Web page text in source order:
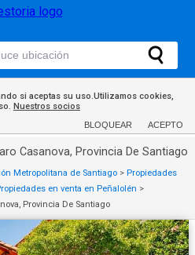
si aceptas su uso.Utilizamos cookies,
Nuestros socios
BLOQUEAR ACEPTO
Casanova, Provincia De Santiago
Metropolitana de Santiago > Propiedades
en venta en Peñalolén >
Provincia De Santiago